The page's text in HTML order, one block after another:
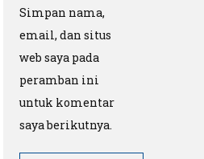
Simpan nama,
email, dan situs
web saya pada
peramban ini
untuk komentar
saya berikutnya.